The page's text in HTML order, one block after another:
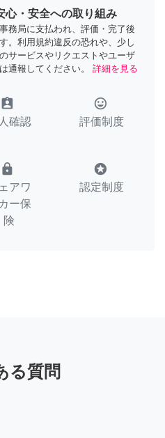
心・安全への取り組み
務局に支払われ、評価・完了後
。利用規約違反の恐れや、少し
サービスやリクエストやユーザ
通報してください。
詳細を見る
assignment_ind
確認
tag_faces
評価制度
lock
アワ
ー保
険
stars
認定制度
る質問